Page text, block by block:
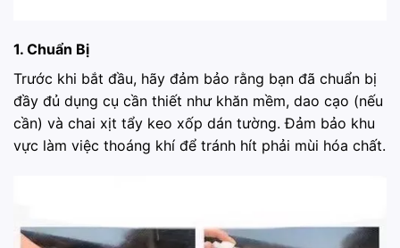
1. Chuẩn Bị
Trước khi bắt đầu, hãy đảm bảo rằng bạn đã chuẩn bị
đầy đủ dụng cụ cần thiết như khăn mềm, dao cạo (nếu
cần) và chai xịt tẩy keo xốp dán tường. Đảm bảo khu
vực làm việc thoáng khí để tránh hít phải mùi hóa chất.